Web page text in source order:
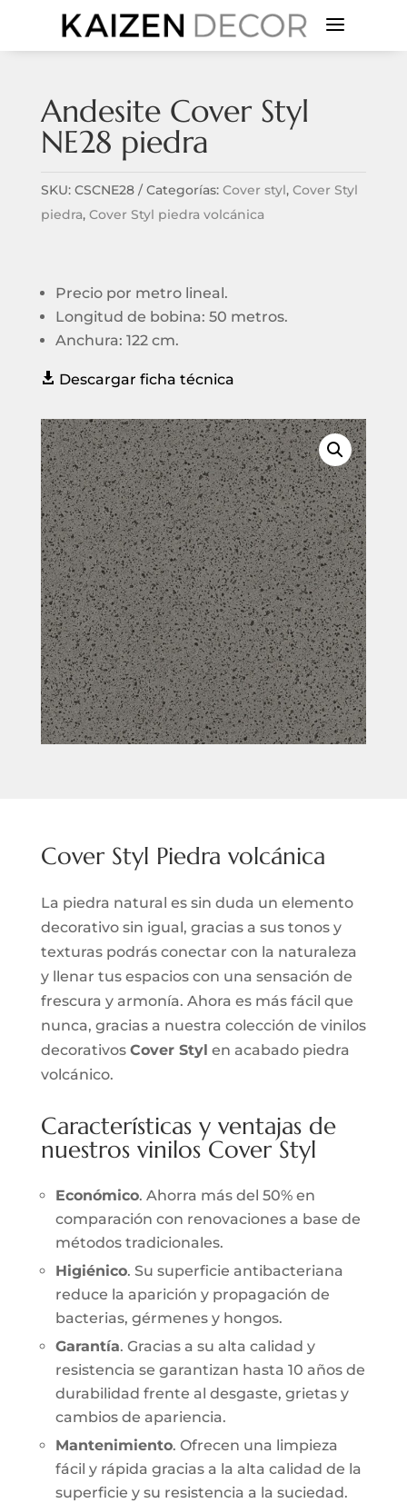
a
Andesite Cover Styl
NE28 piedra
SKU: CSCNE28 Categorías: Cover styl, Cover Styl
piedra, Cover Styl piedra volcánica
Precio por metro lineal.
Longitud de bobina: 50 metros.
Anchura: 122 cm.
 Descargar ficha técnica
Cover Styl Piedra volcánica
La piedra natural es sin duda un elemento
decorativo sin igual, gracias a sus tonos y
texturas podrás conectar con la naturaleza
y llenar tus espacios con una sensación de
frescura y armonía. Ahora es más fácil que
nunca, gracias a nuestra colección de vinilos
decorativos Cover Styl en acabado piedra
volcánico.
Características y ventajas de
nuestros vinilos Cover Styl
Económico. Ahorra más del 50% en
comparación con renovaciones a base de
métodos tradicionales.
Higiénico. Su superficie antibacteriana
reduce la aparición y propagación de
bacterias, gérmenes y hongos.
Garantía. Gracias a su alta calidad y
resistencia se garantizan hasta 10 años de
durabilidad frente al desgaste, grietas y
cambios de apariencia.
Mantenimiento. Ofrecen una limpieza
fácil y rápida gracias a la alta calidad de la
superficie y su resistencia a la suciedad.